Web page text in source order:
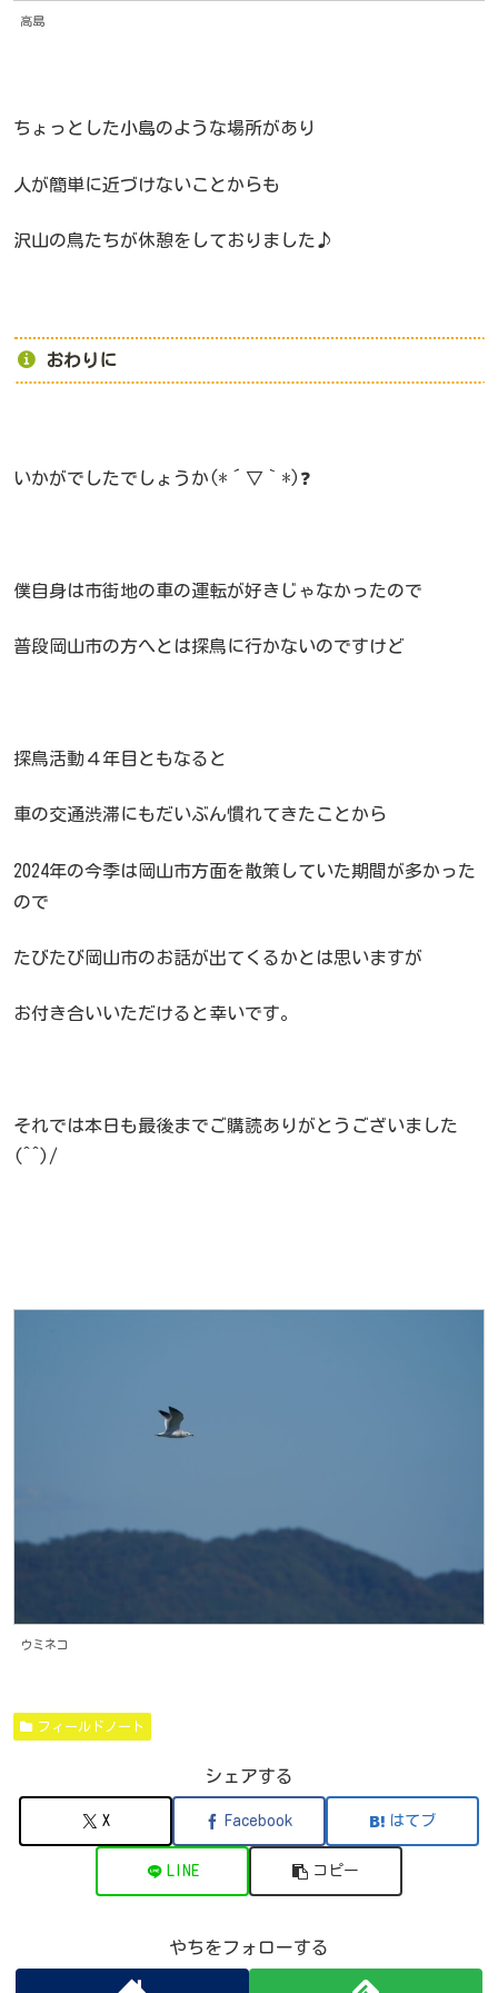
高島
ちょっとした小島のような場所があり
人が簡単に近づけないことからも
沢山の鳥たちが休憩をしておりました♪
おわりに
いかがでしたでしょうか(*´▽｀*)❓
僕自身は市街地の車の運転が好きじゃなかったので
普段岡山市の方へとは探鳥に行かないのですけど
探鳥活動４年目ともなると
車の交通渋滞にもだいぶん慣れてきたことから
2024年の今季は岡山市方面を散策していた期間が多かった
ので
たびたび岡山市のお話が出てくるかとは思いますが
お付き合いいただけると幸いです。
それでは本日も最後までご購読ありがとうございました
(^^)/
ウミネコ
フィールドノート
シェアする
X Facebook はてブ
LINE コピー
やちをフォローする